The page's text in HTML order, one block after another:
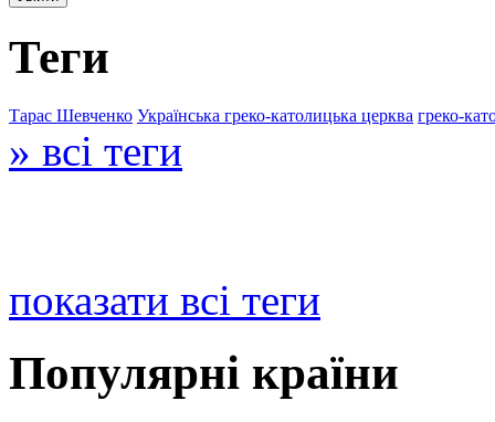
Теги
Тарас Шевченко Українська греко-католицька церква греко-
» всі теги
показати всі теги
Популярні країни